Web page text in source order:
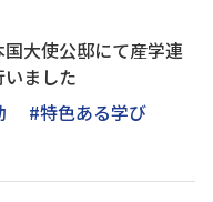
大使公邸にて産学連
ました
#特色ある学び